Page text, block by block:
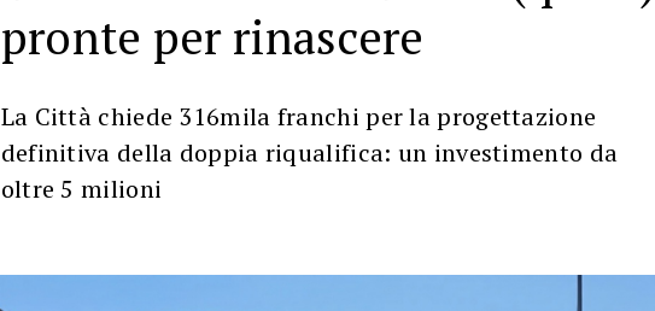
pronte per rinascere
La Città chiede 316mila franchi per la progettazione
definitiva della doppia riqualifica: un investimento da
oltre 5 milioni